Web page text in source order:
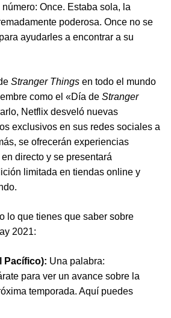
Once. Estaba sola, la
poderosa. Once no se
ayudarles a encontrar a su
Stranger Things en todo el mundo
como el «Día de Stranger
Netflix desveló nuevas
exclusivos en sus redes sociales a
se ofrecerán experiencias
directo y se presentará
limitada en tiendas online y
lo que tienes que saber sobre
2021:
Pacífico): Una palabra:
para ver un avance sobre la
temporada. Aquí puedes